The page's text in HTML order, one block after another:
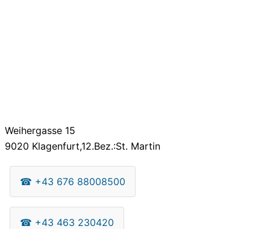
Weihergasse 15
9020 Klagenfurt,12.Bez.:St. Martin
☎ +43 676 88008500
☎ +43 463 230420